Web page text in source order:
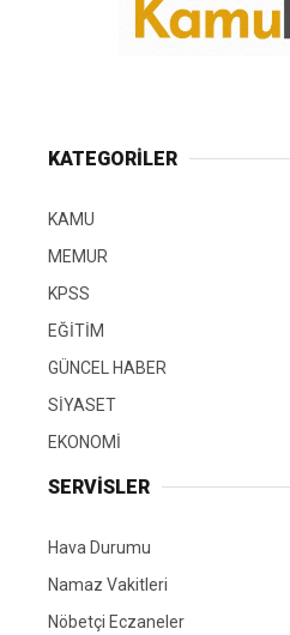
KATEGORİLER
KAMU
MEMUR
KPSS
EĞİTİM
GÜNCEL HABER
SİYASET
EKONOMİ
SERVİSLER
Hava Durumu
Namaz Vakitleri
Nöbetçi Eczaneler